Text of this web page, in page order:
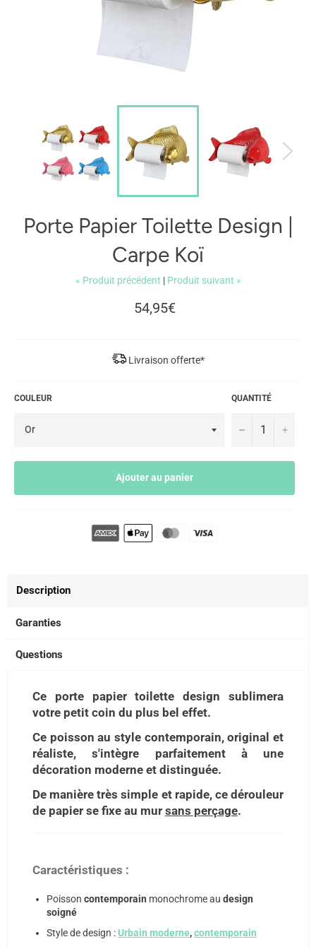
Porte Papier Toilette Design |
Carpe Koï
« Produit précédent | Produit suivant »
Prix
régulier
54,95€
Livraison offerte*
COULEUR QUANTITÉ
− +
Ajouter au panier
Description
Garanties
Questions
Ce porte papier toilette design sublimera
votre petit coin du plus bel effet.
Ce poisson au style contemporain, original et
réaliste, s'intègre parfaitement à une
décoration moderne et distinguée.
De manière très simple et rapide, ce dérouleur
de papier se fixe au mur sans perçage.
Caractéristiques :
Poisson contemporain monochrome au design
soigné
Style de design :Urbain moderne,contemporain